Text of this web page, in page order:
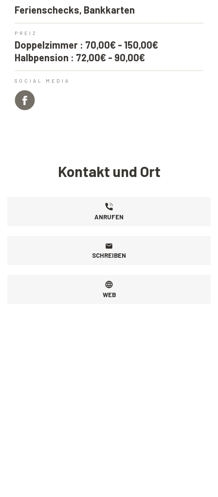
Ferienschecks, Bankkarten
PREIZ
Doppelzimmer : 70,00€ - 150,00€
Halbpension : 72,00€ - 90,00€
SOCIAL MEDIA
Kontakt und Ort
ANRUFEN
SCHREIBEN
WEB